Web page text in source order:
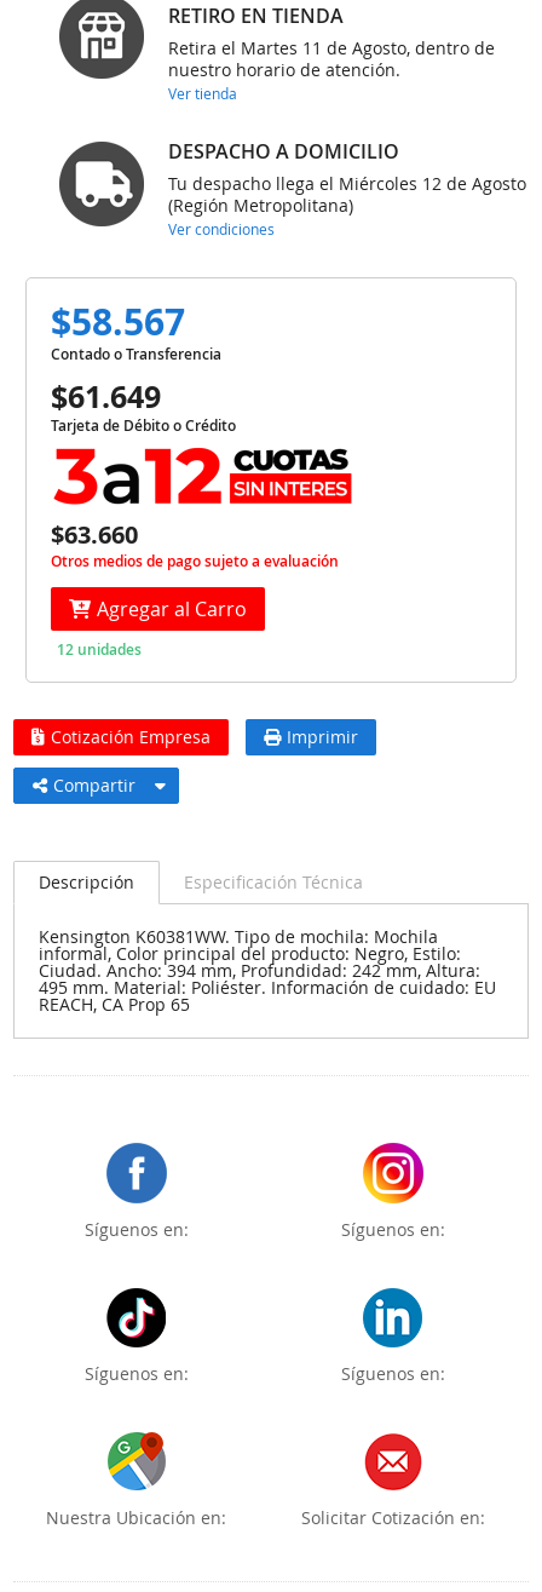
RETIRO EN TIENDA
Retira el Martes 11 de Agosto, dentro de
nuestro horario de atención.
Ver tienda
DESPACHO A DOMICILIO
Tu despacho llega el Miércoles 12 de Agosto
(Región Metropolitana)
Ver condiciones
$58.567
Contado o Transferencia
$61.649
Tarjeta de Débito o Crédito
$63.660
Otros medios de pago sujeto a evaluación
Agregar al Carro
12 unidades
Cotización Empresa Imprimir
Compartir
Descripción Especificación Técnica
Kensington K60381WW. Tipo de mochila: Mochila
informal, Color principal del producto: Negro, Estilo:
Ciudad. Ancho: 394 mm, Profundidad: 242 mm, Altura:
495 mm. Material: Poliéster. Información de cuidado: EU
REACH, CA Prop 65
Síguenos en: Síguenos en:
Síguenos en: Síguenos en:
Nuestra Ubicación en: Solicitar Cotización en: